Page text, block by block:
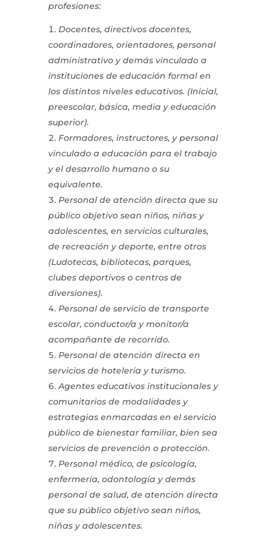
profesiones:
Docentes, directivos docentes,
coordinadores, orientadores, personal
administrativo y demás vinculado a
instituciones de educación formal en
los distintos niveles educativos. (Inicial,
preescolar, básica, media y educación
superior).
Formadores, instructores, y personal
vinculado a educación para el trabajo
y el desarrollo humano o su
equivalente.
Personal de atención directa que su
público objetivo sean niños, niñas y
adolescentes, en servicios culturales,
de recreación y deporte, entre otros
(Ludotecas, bibliotecas, parques,
clubes deportivos o centros de
diversiones).
Personal de servicio de transporte
escolar, conductor/a y monitor/a
acompañante de recorrido.
Personal de atención directa en
servicios de hotelería y turismo.
Agentes educativos institucionales y
comunitarios de modalidades y
estrategias enmarcadas en el servicio
público de bienestar familiar, bien sea
servicios de prevención o protección.
Personal médico, de psicología,
enfermería, odontología y demás
personal de salud, de atención directa
que su público objetivo sean niños,
niñas y adolescentes.